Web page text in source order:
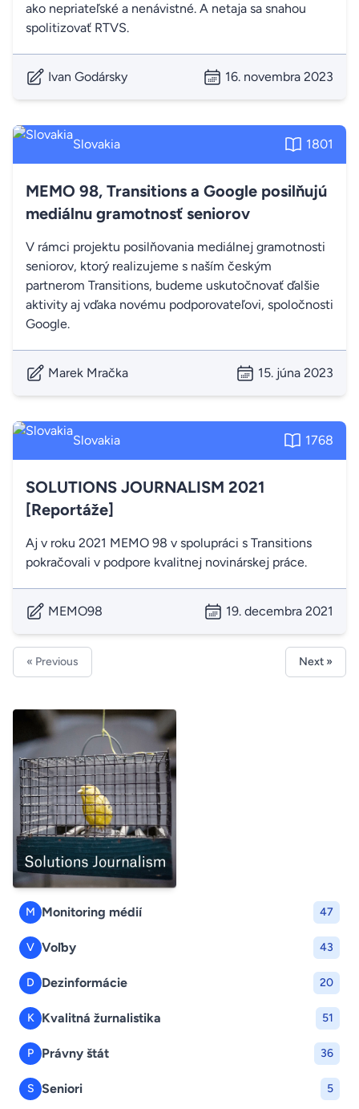
M Monitoring médií 47
V Voľby 43
D Dezinformácie 20
K Kvalitná žurnalistika 51
P Právny štát 36
S Seniori 5
ako nepriateľské a nenávistné. A netaja sa snahou
spolitizovať RTVS.
Ivan Godársky 16. novembra 2023
Slovakia 1801
MEMO 98, Transitions a Google posilňujú
mediálnu gramotnosť seniorov
V rámci projektu posilňovania mediálnej gramotnosti
seniorov, ktorý realizujeme s naším českým
partnerom Transitions, budeme uskutočnovať ďalšie
aktivity aj vďaka novému podporovateľovi, spoločnosti
Google.
Marek Mračka 15. júna 2023
Slovakia 1768
SOLUTIONS JOURNALISM 2021
[Reportáže]
Aj v roku 2021 MEMO 98 v spolupráci s Transitions
pokračovali v podpore kvalitnej novinárskej práce.
MEMO98 19. decembra 2021
« Previous Next »